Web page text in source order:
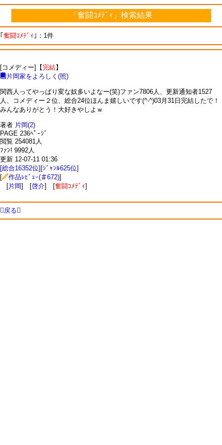
「奮闘ｺﾒﾃﾞｨ」検索結果
｢ 奮闘ｺﾒﾃﾞｨ ｣：1件
[コメディー]【完結】
片岡家をよろしく(照)
関西人ってやっぱり変な奴多いよなー(笑)ファン7806人、更新通知者1527
人、コメディー２位、総合24位ほんま嬉しいです(^-^)03月31日完結したで！
みんなありがとう！大好きやしよｗ
著者 片岡(2)
PAGE 236ﾍﾟｰｼﾞ
閲覧 254081人
ﾌｧﾝ! 9992人
更新 12-07-11 01:36
[総合16352位][ｼﾞｬﾝﾙ625位]
[
作品ﾚﾋﾞｭｰ(＃672)]
[片岡] [啓介] [奮闘ｺﾒﾃﾞｨ]
戻る